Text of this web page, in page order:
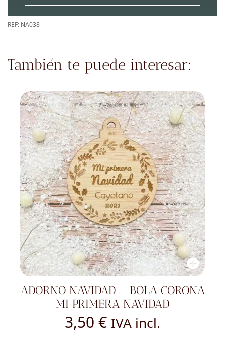
REF: NA038
También te puede interesar:
ADORNO NAVIDAD - BOLA CORONA
MI PRIMERA NAVIDAD
3,50 € IVA incl.